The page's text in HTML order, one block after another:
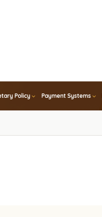
Policy Payment Systems